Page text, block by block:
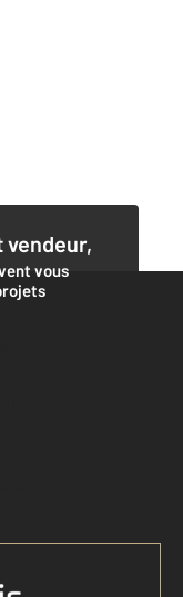
vendeur,
vous